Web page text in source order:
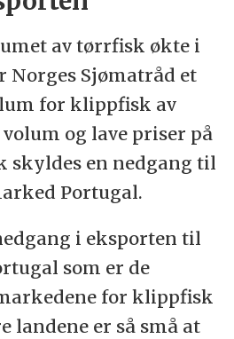
av tørrfisk økte i
Norges Sjømatråd et
for klippfisk av
og lave priser på
skyldes en nedgang til
Portugal.
i eksporten til
som er de
for klippfisk
landene er så små at